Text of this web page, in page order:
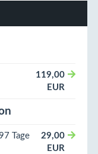
119,00
EUR
Tage
29,00
EUR